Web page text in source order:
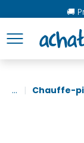
🚚
... Chauffe-